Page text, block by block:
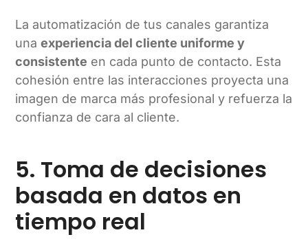
La automatización de tus canales garantiza
unaexperiencia del cliente uniforme y
consistente en cada punto de contacto. Esta
cohesión entre las interacciones proyecta una
imagen de marca más profesional y refuerza la
confianza de cara al cliente.
5. Toma de decisiones
basada en datos en
tiempo real